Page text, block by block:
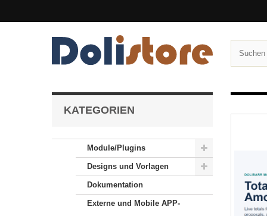
KATEGORIEN
Module/Plugins
Designs und Vorlagen
Dokumentation
Externe und Mobile APP-